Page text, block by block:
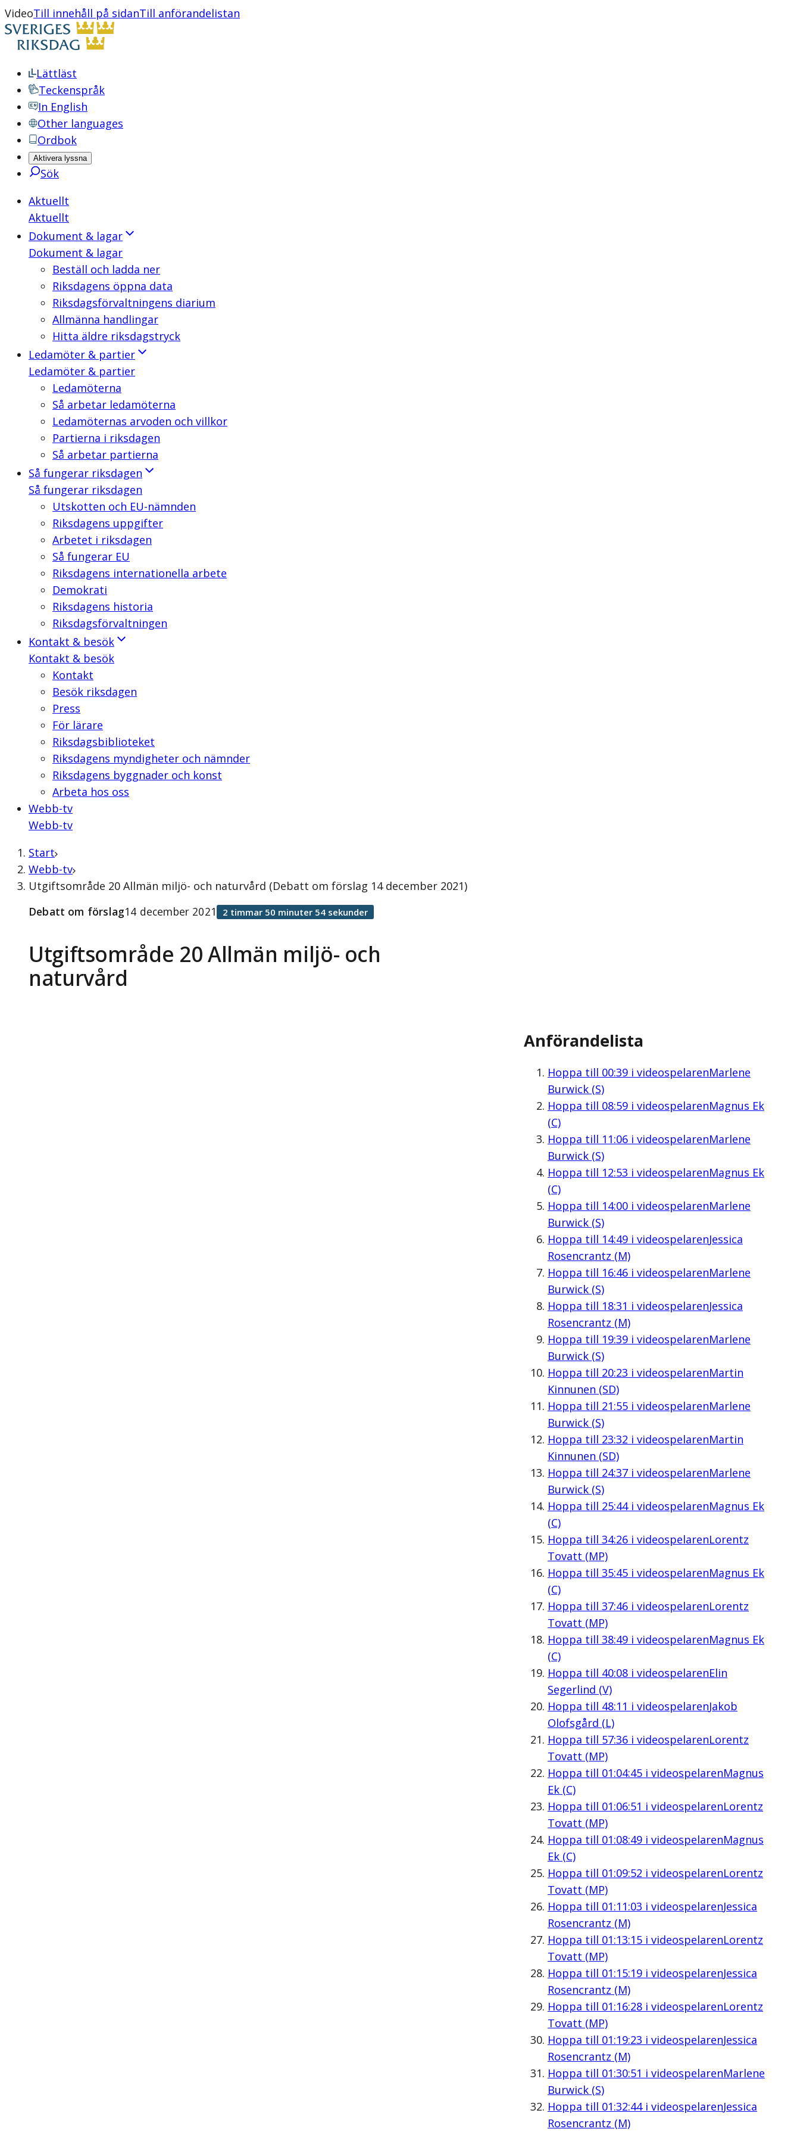
VideoTill innehåll på sidanTill anförandelistan
Lättläst
Teckenspråk
In English
Other languages
Ordbok
Aktivera lyssna
Sök
Aktuellt
Aktuellt
Dokument & lagar
Dokument & lagar
Beställ och ladda ner
Riksdagens öppna data
Riksdagsförvaltningens diarium
Allmänna handlingar
Hitta äldre riksdagstryck
Ledamöter & partier
Ledamöter & partier
Ledamöterna
Så arbetar ledamöterna
Ledamöternas arvoden och villkor
Partierna i riksdagen
Så arbetar partierna
Så fungerar riksdagen
Så fungerar riksdagen
Utskotten och EU-nämnden
Riksdagens uppgifter
Arbetet i riksdagen
Så fungerar EU
Riksdagens internationella arbete
Demokrati
Riksdagens historia
Riksdagsförvaltningen
Kontakt & besök
Kontakt & besök
Kontakt
Besök riksdagen
Press
För lärare
Riksdagsbiblioteket
Riksdagens myndigheter och nämnder
Riksdagens byggnader och konst
Arbeta hos oss
Webb-tv
Webb-tv
Start
Webb-tv
Utgiftsområde 20 Allmän miljö- och naturvård (Debatt om förslag 14 december 2021)
Utgiftsområde 20 Allmän miljö- och
naturvård
Debatt om förslag14 december 2021 2 timmar 50 minuter 54 sekunder
Anförandelista
Hoppa till 00:39i videospelarenMarlene
Burwick (S)
Hoppa till 08:59i videospelarenMagnus Ek
(C)
Hoppa till 11:06i videospelarenMarlene
Burwick (S)
Hoppa till 12:53 i videospelarenMagnus Ek
(C)
Hoppa till 14:00i videospelarenMarlene
Burwick (S)
Hoppa till 14:49i videospelarenJessica
Rosencrantz (M)
Hoppa till 16:46i videospelarenMarlene
Burwick (S)
Hoppa till 18:31 i videospelarenJessica
Rosencrantz (M)
Hoppa till 19:39i videospelarenMarlene
Burwick (S)
Hoppa till 20:23 i videospelarenMartin
Kinnunen (SD)
Hoppa till 21:55i videospelarenMarlene
Burwick (S)
Hoppa till 23:32 i videospelarenMartin
Kinnunen (SD)
Hoppa till 24:37i videospelarenMarlene
Burwick (S)
Hoppa till 25:44i videospelarenMagnus Ek
(C)
Hoppa till 34:26i videospelarenLorentz
Tovatt (MP)
Hoppa till 35:45i videospelarenMagnus Ek
(C)
Hoppa till 37:46i videospelarenLorentz
Tovatt (MP)
Hoppa till 38:49i videospelarenMagnus Ek
(C)
Hoppa till 40:08i videospelarenElin
Segerlind (V)
Hoppa till 48:11 i videospelarenJakob
Olofsgård (L)
Hoppa till 57:36i videospelarenLorentz
Tovatt (MP)
Hoppa till 01:04:45i videospelarenMagnus
Ek (C)
Hoppa till 01:06:51 i videospelarenLorentz
Tovatt (MP)
Hoppa till 01:08:49i videospelarenMagnus
Ek (C)
Hoppa till 01:09:52 i videospelarenLorentz
Tovatt (MP)
Hoppa till 01:11:03 i videospelarenJessica
Rosencrantz (M)
Hoppa till 01:13:15i videospelarenLorentz
Tovatt (MP)
Hoppa till 01:15:19i videospelarenJessica
Rosencrantz (M)
Hoppa till 01:16:28i videospelarenLorentz
Tovatt (MP)
Hoppa till 01:19:23 i videospelarenJessica
Rosencrantz (M)
Hoppa till 01:30:51 i videospelarenMarlene
Burwick (S)
Hoppa till 01:32:44i videospelarenJessica
Rosencrantz (M)